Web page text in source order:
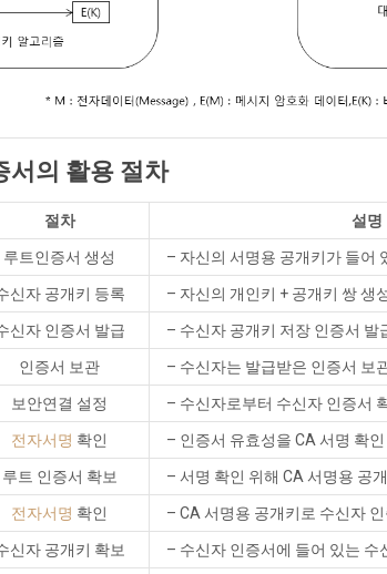
서의 활용 절차
절차 설명
루트인증서 생성 – 자신의 서명용 공개키가 들어
신자 공개키 등록 – 자신의 개인키 + 공개키 쌍 생
신자 인증서 발급 – 수신자 공개키 저장 인증서 발
인증서 보관 – 수신자는 발급받은 인증서 보
보안연결 설정 – 수신자로부터 수신자 인증서
전자서명 확인 – 인증서 유효성을 CA 서명 확인
루트 인증서 확보 – 서명 확인 위해 CA 서명용 공
전자서명 확인 – CA 서명용 공개키로 수신자
신자 공개키 확보 – 수신자 인증서에 들어 있는 수